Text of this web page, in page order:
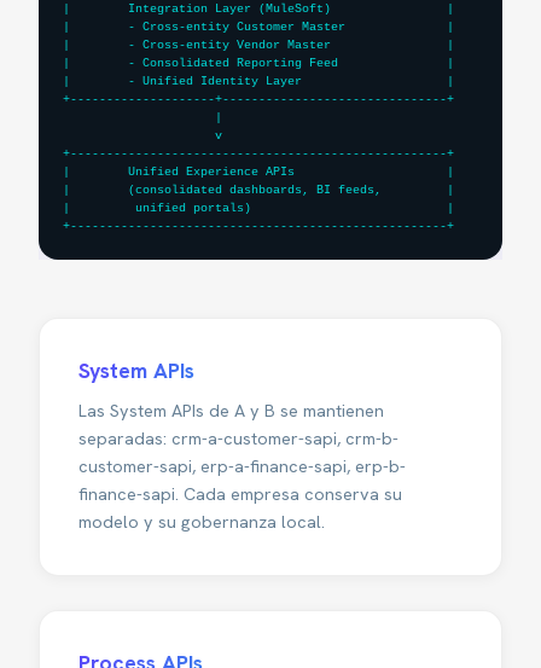
|        Integration Layer (MuleSoft)                |
|        - Cross-entity Customer Master              |
|        - Cross-entity Vendor Master                |
|        - Consolidated Reporting Feed               |
|        - Unified Identity Layer                    |
+--------------------+-------------------------------+
                     v
+----------------------------------------------------+
|        Unified Experience APIs                     |
|        (consolidated dashboards, BI feeds,         |
|         unified portals)                           |
+----------------------------------------------------+
System APIs
Las System APIs de A y B se mantienen
separadas: crm-a-customer-sapi, crm-b-
customer-sapi, erp-a-finance-sapi, erp-b-
finance-sapi. Cada empresa conserva su
modelo y su gobernanza local.